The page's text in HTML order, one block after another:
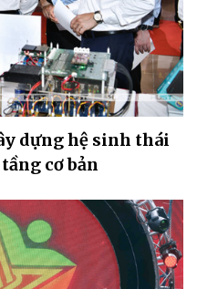
dựng hệ sinh thái
cơ bản